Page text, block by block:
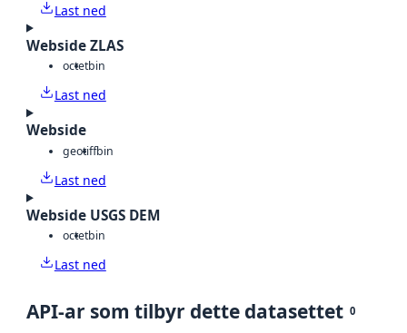
Last ned
Webside ZLAS
octetbin
Last ned
Webside
geotiffbin
Last ned
Webside USGS DEM
octetbin
Last ned
API-ar som tilbyr dette datasettet 0